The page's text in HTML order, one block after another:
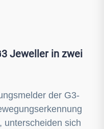
Jeweller in zwei
der G3-
unterscheiden sich